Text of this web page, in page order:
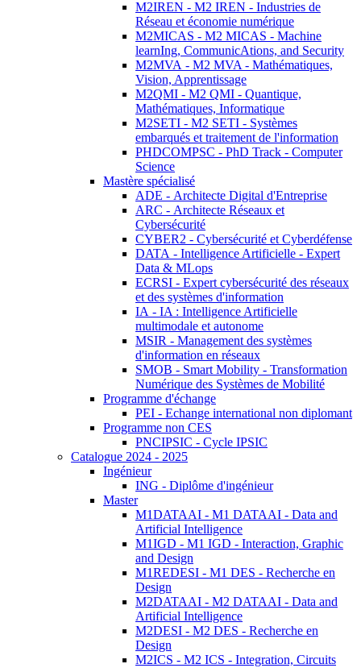
M2IREN - M2 IREN - Industries de
Réseau et économie numérique
M2MICAS - M2 MICAS - Machine
learnIng, CommunicAtions, and Security
M2MVA - M2 MVA - Mathématiques,
Vision, Apprentissage
M2QMI - M2 QMI - Quantique,
Mathématiques, Informatique
M2SETI - M2 SETI - Systèmes
embarqués et traitement de l'information
PHDCOMPSC - PhD Track - Computer
Science
Mastère spécialisé
ADE - Architecte Digital d'Entreprise
ARC - Architecte Réseaux et
Cybersécurité
CYBER2 - Cybersécurité et Cyberdéfense
DATA - Intelligence Artificielle - Expert
Data & MLops
ECRSI - Expert cybersécurité des réseaux
et des systèmes d'information
IA - IA : Intelligence Artificielle
multimodale et autonome
MSIR - Management des systèmes
d'information en réseaux
SMOB - Smart Mobility - Transformation
Numérique des Systèmes de Mobilité
Programme d'échange
PEI - Echange international non diplomant
Programme non CES
PNCIPSIC - Cycle IPSIC
Catalogue 2024 - 2025
Ingénieur
ING - Diplôme d'ingénieur
Master
M1DATAAI - M1 DATAAI - Data and
Artificial Intelligence
M1IGD - M1 IGD - Interaction, Graphic
and Design
M1REDESI - M1 DES - Recherche en
Design
M2DATAAI - M2 DATAAI - Data and
Artificial Intelligence
M2DESI - M2 DES - Recherche en
Design
M2ICS - M2 ICS - Integration, Circuits